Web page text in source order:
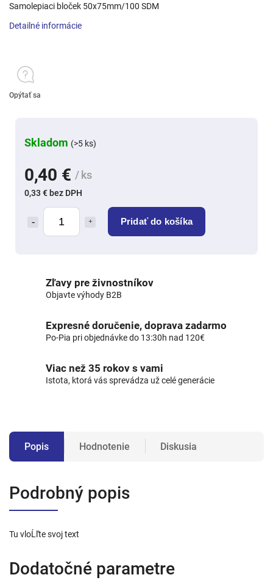
0,40 € / ks
0,33 € bez DPH
Pridať do košíka
Skladom (>5 ks)
Samolepiaci bloček 50x75mm/100 SDM
Detailné informácie
Opýtať sa
Zľavy pre živnostníkov
Objavte výhody B2B
Expresné doručenie, doprava zadarmo
Po-Pia pri objednávke do 13:30h nad 120€
Viac než 35 rokov s vami
Istota, ktorá vás sprevádza už celé generácie
Popis Hodnotenie Diskusia
Podrobný popis
Tu vloĹľte svoj text
Dodatočné parametre